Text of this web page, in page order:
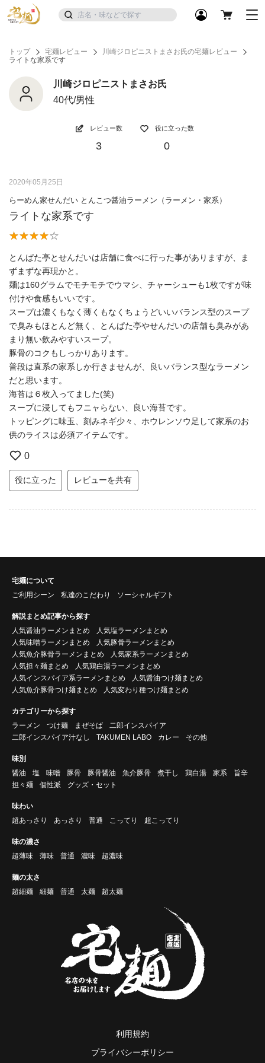
トップ 宅麺レビュー
川崎ジロピニストまさお氏の宅麺レビュー
ライトな家系です
川崎ジロピニストまさお氏
40代/男性
レビュー数
3
役に立った数
0
2020年05月25日
らーめん家せんだい とんこつ醤油ラーメン（ラーメン・家系）
ライトな家系です
とんぱた亭とせんだいは店舗に食べに行った事がありますが、ま
ずまずな再現かと。
麺は160グラムでモチモチでウマシ、チャーシューも1枚ですが味
付けや食感もいいです。
スープは濃くもなく薄くもなくちょうどいいバランス型のスープ
で臭みもほとんど無く、とんぱた亭やせんだいの店舗も臭みがあ
まり無い飲みやすいスープ。
豚骨のコクもしっかりあります。
普段は直系の家系しか行きませんが、良いバランス型なラーメン
だと思います。
海苔は６枚入ってました(笑)
スープに浸してもフニャらない、良い海苔です。
トッピングに味玉、刻みネギ少々、ホウレンソウ足して家系のお
供のライスは必須アイテムです。
0
役に立った レビューを共有
宅麺について
ご利用シーン
私達のこだわり ソーシャルギフト
解説まとめ記事から探す
人気醤油ラーメンまとめ
人気塩ラーメンまとめ
人気味噌ラーメンまとめ
人気豚骨ラーメンまとめ
人気魚介豚骨ラーメンまとめ
人気家系ラーメンまとめ
人気担々麺まとめ
人気鶏白湯ラーメンまとめ
人気インスパイア系ラーメンまとめ
人気醤油つけ麺まとめ
人気魚介豚骨つけ麺まとめ
人気変わり種つけ麺まとめ
カテゴリーから探す
ラーメン
つけ麺 まぜそば
二郎インスパイア
二郎インスパイア汁なし
TAKUMEN LABO カレー その他
味別
醤油
塩 味噌 豚骨 豚骨醤油 魚介豚骨 煮干し 鶏白湯 家系
旨辛
担々麺
個性派 グッズ・セット
味わい
超あっさり
あっさり 普通 こってり 超こってり
味の濃さ
超薄味
薄味 普通 濃味 超濃味
麺の太さ
超細麺
細麺 普通 太麺 超太麺
利用規約
プライバシーポリシー